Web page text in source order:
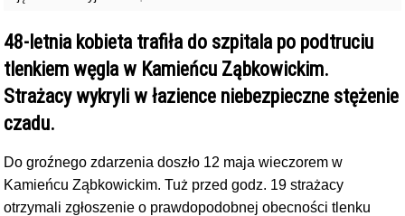
48-letnia kobieta trafiła do szpitala po podtruciu
tlenkiem węgla w Kamieńcu Ząbkowickim.
Strażacy wykryli w łazience niebezpieczne stężenie
czadu.
Do groźnego zdarzenia doszło 12 maja wieczorem w
Kamieńcu Ząbkowickim. Tuż przed godz. 19 strażacy
otrzymali zgłoszenie o prawdopodobnej obecności tlenku